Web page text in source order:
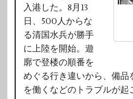
入港した。8月13
日、500人からな
る清国水兵が勝手
に上陸を開始。遊
廓で登楼の順番を
めぐる行き違いから、備品
を働くなどのトラブルが起